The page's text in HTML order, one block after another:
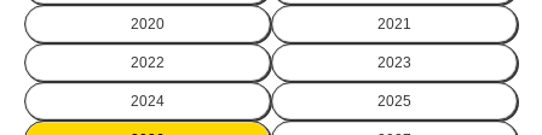
2020 2021
2022 2023
2024 2025